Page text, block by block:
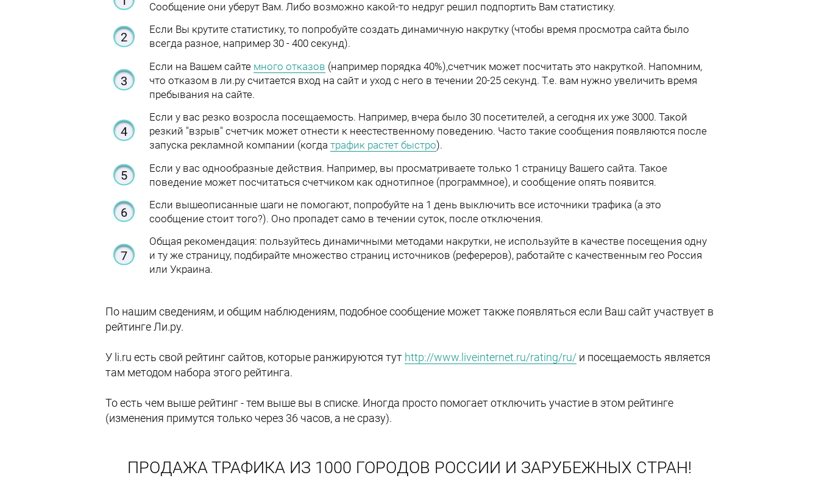
Сообщение они уберут Вам. Либо возможно какой-то недруг решил подпортить Вам статистику.
Если Вы крутите статистику, то попробуйте создать динамичную накрутку (чтобы время просмотра сайта было
всегда разное, например 30 - 400 секунд).
Если на Вашем сайте много отказов (например порядка 40%),счетчик может посчитать это накруткой. Напомним,
что отказом в ли.ру считается вход на сайт и уход с него в течении 20-25 секунд. Т.е. вам нужно увеличить время
пребывания на сайте.
Если у вас резко возросла посещаемость. Например, вчера было 30 посетителей, а сегодня их уже 3000. Такой
резкий "взрыв" счетчик может отнести к неестественному поведению. Часто такие сообщения появляются после
запуска рекламной компании (когда трафик растет быстро).
Если у вас однообразные действия. Например, вы просматриваете только 1 страницу Вашего сайта. Такое
поведение может посчитаться счетчиком как однотипное (программное), и сообщение опять появится.
Если вышеописанные шаги не помогают, попробуйте на 1 день выключить все источники трафика (а это
сообщение стоит того?). Оно пропадет само в течении суток, после отключения.
Общая рекомендация: пользуйтесь динамичными методами накрутки, не используйте в качестве посещения одну
и ту же страницу, подбирайте множество страниц источников (рефереров), работайте с качественным гео Россия
или Украина.
По нашим сведениям, и общим наблюдениям, подобное сообщение может также появляться если Ваш сайт участвует в
рейтинге Ли.ру.
У li.ru есть свой рейтинг сайтов, которые ранжируются тут http://www.liveinternet.ru/rating/ru/и посещаемость является
там методом набора этого рейтинга.
То есть чем выше рейтинг - тем выше вы в списке. Иногда просто помогает отключить участие в этом рейтинге
(изменения примутся только через 36 часов, а не сразу).
ПРОДАЖА ТРАФИКА ИЗ 1000 ГОРОДОВ РОССИИ И ЗАРУБЕЖНЫХ СТРАН!